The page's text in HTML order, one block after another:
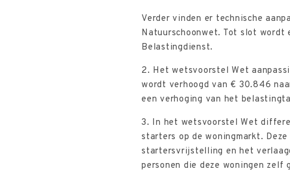
Verder vinden er technische
Natuurschoonwet. Tot slot wordt
Belastingdienst.
2. Het wetsvoorstel Wet
wordt verhoogd van € 30.846
een verhoging van het
3. In het wetsvoorstel Wet
starters op de woningmarkt.
startersvrijstelling en het
personen die deze woningen zelf